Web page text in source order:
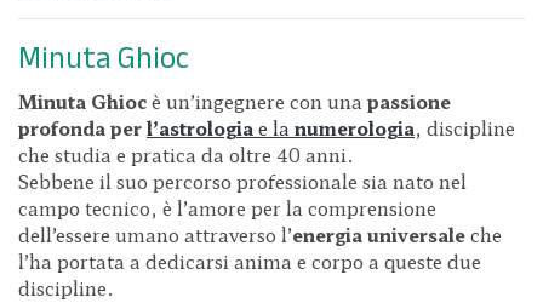
Minuta Ghioc
Minuta Ghiocè un’ingegnere con una passione
profonda perl’astrologiae la numerologia, discipline
che studia e pratica da oltre 40 anni.
Sebbene il suo percorso professionale sia nato nel
campo tecnico, è l’amore per la comprensione
dell’essere umano attraverso l’energia universaleche
l’ha portata a dedicarsi anima e corpo a queste due
discipline.